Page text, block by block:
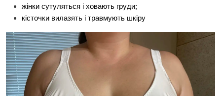
жінки сутуляться і ховають груди;
кісточки вилазять і травмують шкіру